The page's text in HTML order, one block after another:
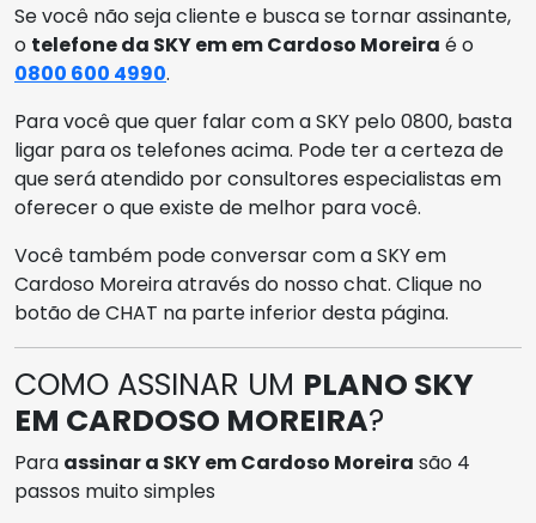
Se você não seja cliente e busca se tornar assinante,
o telefone da SKY em em Cardoso Moreira é o
0800 600 4990.
Para você que quer falar com a SKY pelo 0800, basta
ligar para os telefones acima. Pode ter a certeza de
que será atendido por consultores especialistas em
oferecer o que existe de melhor para você.
Você também pode conversar com a SKY em
Cardoso Moreira através do nosso chat. Clique no
botão de CHAT na parte inferior desta página.
COMO ASSINAR UM PLANO SKY
EM CARDOSO MOREIRA?
Para assinar a SKY em Cardoso Moreira são 4
passos muito simples